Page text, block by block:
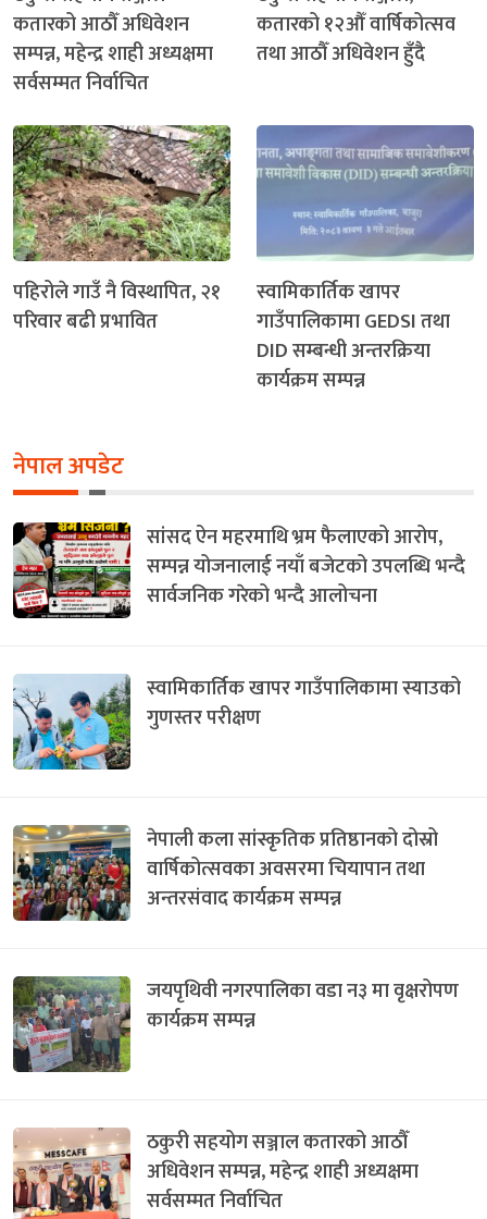
कतारको आठौँ अधिवेशन
सम्पन्न, महेन्द्र शाही अध्यक्षमा
सर्वसम्मत निर्वाचित
कतारको १२औँ वार्षिकोत्सव
तथा आठौँ अधिवेशन हुँदै
पहिरोले गाउँ नै विस्थापित, २१
परिवार बढी प्रभावित
स्वामिकार्तिक खापर
गाउँपालिकामा GEDSI तथा
DID सम्बन्धी अन्तरक्रिया
कार्यक्रम सम्पन्न
नेपाल अपडेट
सांसद ऐन महरमाथि भ्रम फैलाएको आरोप,
सम्पन्न योजनालाई नयाँ बजेटको उपलब्धि भन्दै
सार्वजनिक गरेको भन्दै आलोचना
स्वामिकार्तिक खापर गाउँपालिकामा स्याउको
गुणस्तर परीक्षण
नेपाली कला सांस्कृतिक प्रतिष्ठानको दोस्रो
वार्षिकोत्सवका अवसरमा चियापान तथा
अन्तरसंवाद कार्यक्रम सम्पन्न
जयपृथिवी नगरपालिका वडा न३ मा वृक्षरोपण
कार्यक्रम सम्पन्न
ठकुरी सहयोग सञ्जाल कतारको आठौँ
अधिवेशन सम्पन्न, महेन्द्र शाही अध्यक्षमा
सर्वसम्मत निर्वाचित